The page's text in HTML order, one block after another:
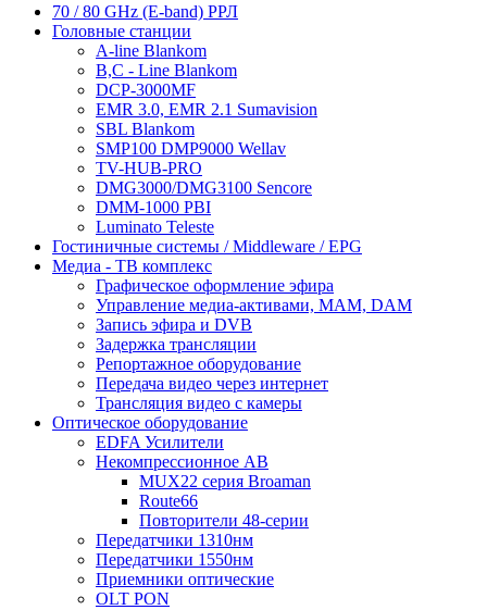
70 / 80 GHz (E-band) РРЛ
Головные станции
A-line Blankom
B,C - Line Blankom
DCP-3000MF
EMR 3.0, EMR 2.1 Sumavision
SBL Blankom
SMP100 DMP9000 Wellav
TV-HUB-PRO
DMG3000/DMG3100 Sencore
DMM-1000 PBI
Luminato Teleste
Гостиничные системы / Middleware / EPG
Медиа - ТВ комплекс
Графическое оформление эфира
Управление медиа-активами, MAM, DAM
Запись эфира и DVB
Задержка трансляции
Репортажное оборудование
Передача видео через интернет
Трансляция видео с камеры
Оптическое оборудование
EDFA Усилители
Некомпрессионное АВ
MUX22 серия Broaman
Route66
Повторители 48-серии
Передатчики 1310нм
Передатчики 1550нм
Приемники оптические
OLT PON